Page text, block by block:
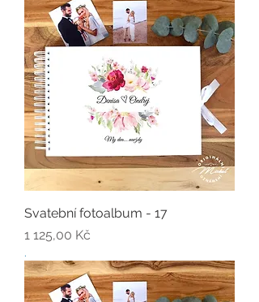
Svatební fotoalbum - 17
Cena
1 125,00 Kč
.